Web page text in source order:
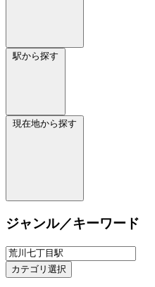
駅から探す
現在地から探す
ジャンル／キーワード
カテゴリ選択